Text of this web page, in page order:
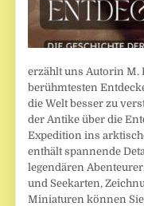
erzählt uns Autorin M.
berühmtesten
die Welt besser zu
der Antike über die
Expedition ins
enthält spannende
legendären
und Seekarten,
Miniaturen können